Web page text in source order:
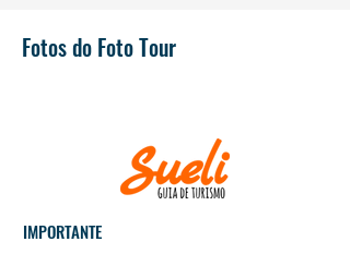
Fotos do Foto Tour
IMPORTANTE